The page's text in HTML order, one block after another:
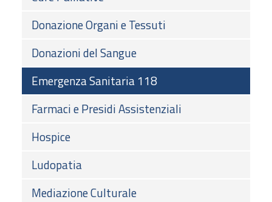
Donazione Organi e Tessuti
Donazioni del Sangue
Emergenza Sanitaria 118
Farmaci e Presidi Assistenziali
Hospice
Ludopatia
Mediazione Culturale